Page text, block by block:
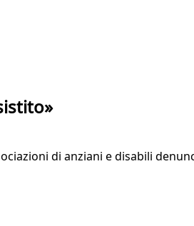
di anziani e disabili